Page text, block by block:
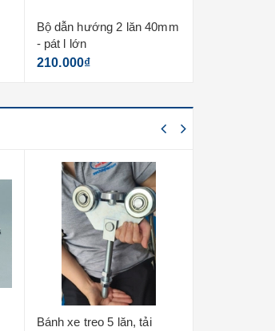
Bộ dẫn hướng 2 lăn 40mm
- pát l lớn
210.000₫
Bánh xe treo 5 lăn, tải